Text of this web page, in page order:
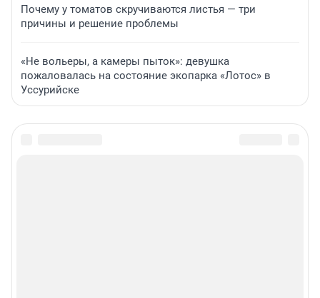
Почему у томатов скручиваются листья — три
причины и решение проблемы
«Не вольеры, а камеры пыток»: девушка
пожаловалась на состояние экопарка «Лотос» в
Уссурийске